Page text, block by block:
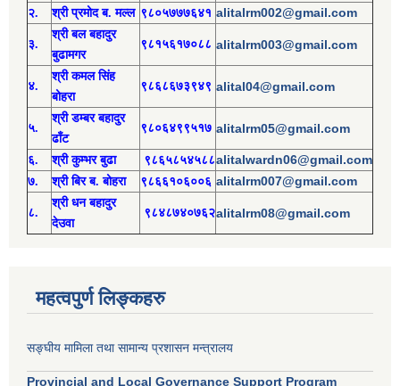
२. श्रीप्रमोदब. मल्ल ९८०५७७७६४१ alitalrm002@gmail.com
३.
श्रीबल बहादुर
बुढामगर
९८१५६१७०८८ alitalrm003@gmail.com
४.
श्री कमल सिंह
बोहरा
९८६८६७३९४९ alital04@gmail.com
५.
श्री डम्बर बहादुर
ढाँट
९८०६४९९५१७ alitalrm05@gmail.com
६. श्री कुम्भर बुढा ९८६५८५४५८८alitalwardn06@gmail.com
७. श्री बिर ब. बोहरा ९८६६१०६००६ alitalrm007@gmail.com
८.
श्री धन बहादुर
देउवा
९८४८७४०७६२alitalrm08@gmail.com
महत्वपुर्ण लिङ्कहरु
सङ्घीय मामिला तथा सामान्य प्रशासन मन्त्रालय
Provincial and Local Governance Support Program